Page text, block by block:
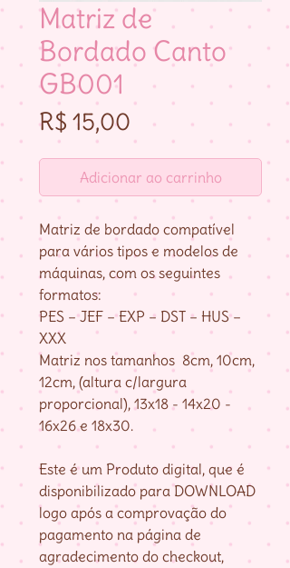
Matriz de
Bordado Canto
GB001
R$ 15,00 Preço
Adicionar ao carrinho
Matriz de bordado compatível
para vários tipos e modelos de
máquinas, com os seguintes
formatos:
PES – JEF – EXP – DST – HUS –
XXX
Matriz nos tamanhos 8cm, 10cm,
12cm, (altura c/largura
proporcional), 13x18 - 14x20 -
16x26 e 18x30.
Este é um Produto digital, que é
disponibilizado para DOWNLOAD
logo após a comprovação do
pagamento na página de
agradecimento do checkout,